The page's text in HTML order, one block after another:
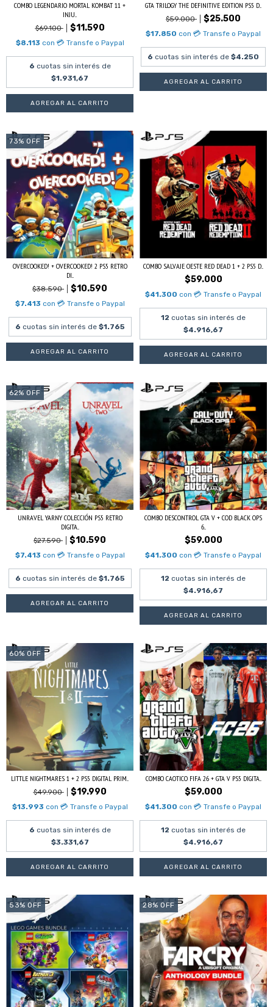
COMBO LEGENDARIO MORTAL KOMBAT 11 +
INJU...
$69.100 $11.590
$8.113 con 💳 Transfe o Paypal
6 cuotas sin interés de
$1.931,67
GTA TRILOGY THE DEFINITIVE EDITION PS5 D...
$59.000 $25.500
$17.850 con 💳 Transfe o Paypal
6 cuotas sin interés de $4.250
73% OFF
OVERCOOKED! + OVERCOOKED! 2 PS5 RETRO
DI...
$38.590 $10.590
$7.413 con 💳 Transfe o Paypal
6 cuotas sin interés de $1.765
COMBO SALVAJE OESTE RED DEAD 1 + 2 PS5 D...
$59.000
$41.300 con 💳 Transfe o Paypal
12 cuotas sin interés de
$4.916,67
62% OFF
UNRAVEL YARNY COLECCIÓN PS5 RETRO
DIGITA...
$27.590 $10.590
$7.413 con 💳 Transfe o Paypal
6 cuotas sin interés de $1.765
COMBO DESCONTROL GTA V + COD BLACK OPS
6...
$59.000
$41.300 con 💳 Transfe o Paypal
12 cuotas sin interés de
$4.916,67
60% OFF
LITTLE NIGHTMARES 1 + 2 PS5 DIGITAL PRIM...
$49.900 $19.990
$13.993 con 💳 Transfe o Paypal
6 cuotas sin interés de
$3.331,67
COMBO CAOTICO FIFA 26 + GTA V PS5 DIGITA...
$59.000
$41.300 con 💳 Transfe o Paypal
12 cuotas sin interés de
$4.916,67
53% OFF 28% OFF